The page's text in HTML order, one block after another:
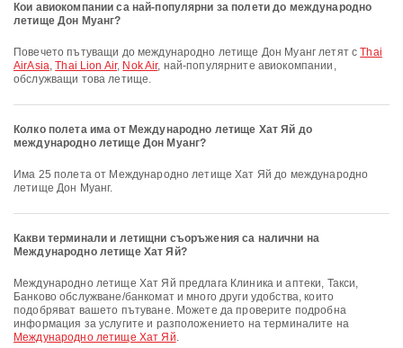
Кои авиокомпании са най-популярни за полети до международно
летище Дон Муанг?
Повечето пътуващи до международно летище Дон Муанг летят сThai
AirAsia,Thai Lion Air, Nok Air, най-популярните авиокомпании,
обслужващи това летище.
Колко полета има от Международно летище Хат Яй до
международно летище Дон Муанг?
Има 25 полета от Международно летище Хат Яй до международно
летище Дон Муанг.
Какви терминали и летищни съоръжения са налични на
Международно летище Хат Яй?
Международно летище Хат Яй предлага Клиника и аптеки, Такси,
Банково обслужване/банкомат и много други удобства, които
подобряват вашето пътуване. Можете да проверите подробна
информация за услугите и разположението на терминалите на
Международно летище Хат Яй.